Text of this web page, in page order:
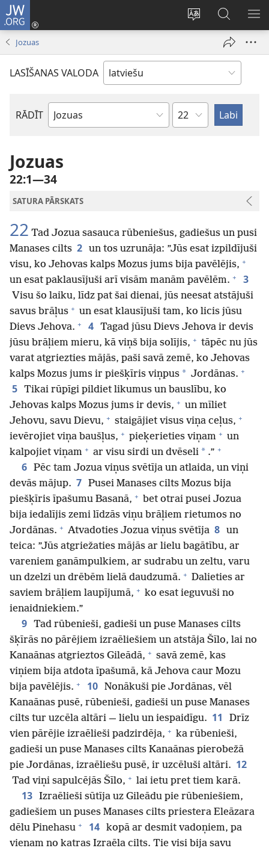
JW.ORG
Mainīt
valodu
Pieteikties
(opens
Meklēt
vietnē
JW.ORG
Jozuas
LASĪŠANAS VALODA
RĀDĪT
Pēc
Pēc
nodaļām
Jozuas
22:1—34
SATURA PĀRSKATS
22 Tad Jozua sasauca rūbeniešus, gadiešus un pusi
Manases cilts 2 un tos uzrunāja: ”Jūs esat izpildījuši
visu, ko Jehovas kalps Mozus jums bija pavēlējis, +
un esat paklausījuši arī visām manām pavēlēm. + 3
Visu šo laiku, līdz pat šai dienai, jūs neesat atstājuši
savus brāļus + un esat klausījuši tam, ko licis jūsu
Dievs Jehova. + 4 Tagad jūsu Dievs Jehova ir devis
jūsu brāļiem mieru, kā viņš bija solījis, + tāpēc nu jūs
varat atgriezties mājās, paši savā zemē, ko Jehovas
kalps Mozus jums ir piešķīris viņpus * Jordānas. +
5 Tikai rūpīgi pildiet likumus un bauslību, ko
Jehovas kalps Mozus jums ir devis, + un mīliet
Jehovu, savu Dievu, + staigājiet visus viņa ceļus, +
ievērojiet viņa baušļus, + pieķerieties viņam + un
kalpojiet viņam + ar visu sirdi un dvēseli * .” +
6 Pēc tam Jozua viņus svētīja un atlaida, un viņi
devās mājup. 7 Pusei Manases cilts Mozus bija
piešķīris īpašumu Basanā, + bet otrai pusei Jozua
bija iedalījis zemi līdzās viņu brāļiem rietumos no
Jordānas. + Atvadoties Jozua viņus svētīja 8 un
teica: ”Jūs atgriežaties mājās ar lielu bagātību, ar
vareniem ganāmpulkiem, ar sudrabu un zeltu, varu
un dzelzi un drēbēm lielā daudzumā. + Dalieties ar
saviem brāļiem laupījumā, + ko esat ieguvuši no
ienaidniekiem.”
9 Tad rūbenieši, gadieši un puse Manases cilts
šķīrās no pārējiem izraēliešiem un atstāja Šīlo, lai no
Kanaānas atgrieztos Gileādā, + savā zemē, kas
viņiem bija atdota īpašumā, kā Jehova caur Mozu
bija pavēlējis. + 10 Nonākuši pie Jordānas, vēl
Kanaānas pusē, rūbenieši, gadieši un puse Manases
cilts tur uzcēla altāri — lielu un iespaidīgu. 11
Drīz
vien pārējie izraēlieši padzirdēja, + ka rūbenieši,
gadieši un puse Manases cilts Kanaānas pierobežā
pie Jordānas, izraēliešu pusē, ir uzcēluši altāri. 12
Tad viņi sapulcējās Šīlo, + lai ietu pret tiem karā.
13 Izraēlieši sūtīja uz Gileādu pie rūbeniešiem,
gadiešiem un puses Manases cilts priestera Eleāzara
dēlu Pinehasu + 14 kopā ar desmit vadoņiem, pa
vienam no katras Izraēla cilts. Tie visi bija savu